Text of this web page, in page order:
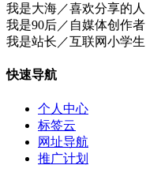
我是大海／喜欢分享的人
我是90后／自媒体创作者
我是站长／互联网小学生
快速导航
个人中心
标签云
网址导航
推广计划